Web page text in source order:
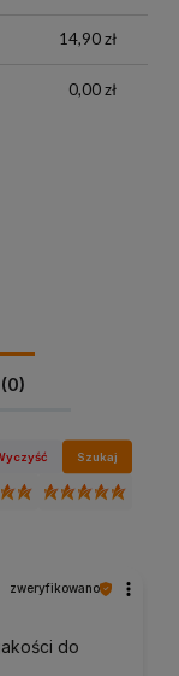
14,90 zł
0,00 zł
Szukaj
zweryfikowano
do